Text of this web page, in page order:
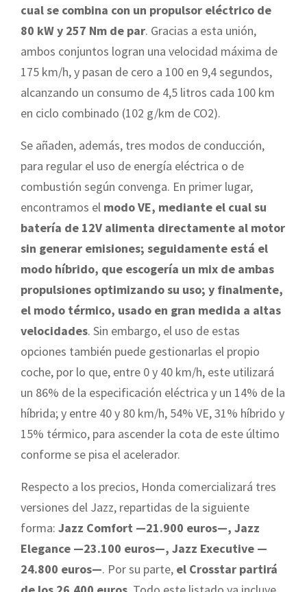
cual se combina con un propulsor eléctrico de
80 kW y 257 Nm de par. Gracias a esta unión,
ambos conjuntos logran una velocidad máxima de
175 km/h, y pasan de cero a 100 en 9,4 segundos,
alcanzando un consumo de 4,5 litros cada 100 km
en ciclo combinado (102 g/km de CO2).
Se añaden, además, tres modos de conducción,
para regular el uso de energía eléctrica o de
combustión según convenga. En primer lugar,
encontramos el modo VE, mediante el cual su
batería de 12V alimenta directamente al motor
sin generar emisiones; seguidamente está el
modo híbrido, que escogería un mix de ambas
propulsiones optimizando su uso; y finalmente,
el modo térmico, usado en gran medida a altas
velocidades. Sin embargo, el uso de estas
opciones también puede gestionarlas el propio
coche, por lo que, entre 0 y 40 km/h, este utilizará
un 86% de la especificación eléctrica y un 14% de la
híbrida; y entre 40 y 80 km/h, 54% VE, 31% híbrido y
15% térmico, para ascender la cota de este último
conforme se pisa el acelerador.
Respecto a los precios, Honda comercializará tres
versiones del Jazz, repartidas de la siguiente
forma: Jazz Comfort —21.900 euros—, Jazz
Elegance —23.100 euros—, Jazz Executive —
24.800 euros—. Por su parte, el Crosstar partirá